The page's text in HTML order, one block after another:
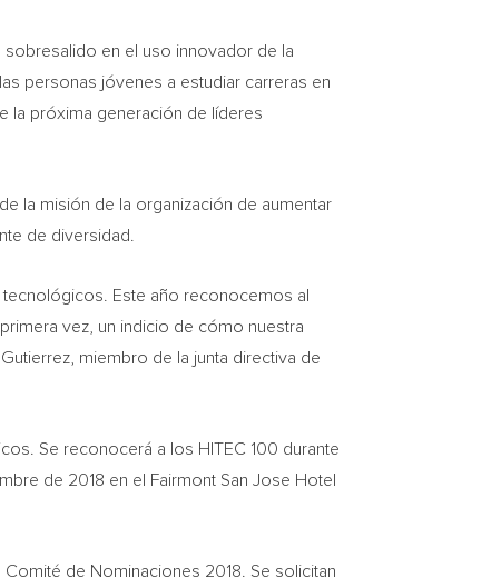
en el uso innovador de la
personas jóvenes a estudiar carreras en
la próxima generación de líderes
la misión de la organización de aumentar
de diversidad.
Este año reconocemos al
vez, un indicio de cómo nuestra
, miembro de la junta directiva de
Se reconocerá a los HITEC 100 durante
de 2018 en el Fairmont San Jose Hotel
de Nominaciones 2018. Se solicitan